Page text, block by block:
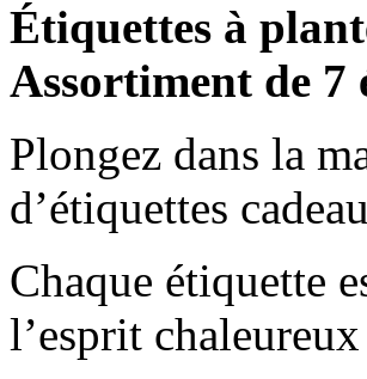
Étiquettes à
Assortiment de 7
Plongez dans la
d’étiquettes
Chaque étiquette
l’esprit